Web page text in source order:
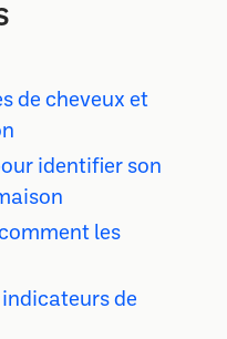
de cheveux et
identifier son
les
de